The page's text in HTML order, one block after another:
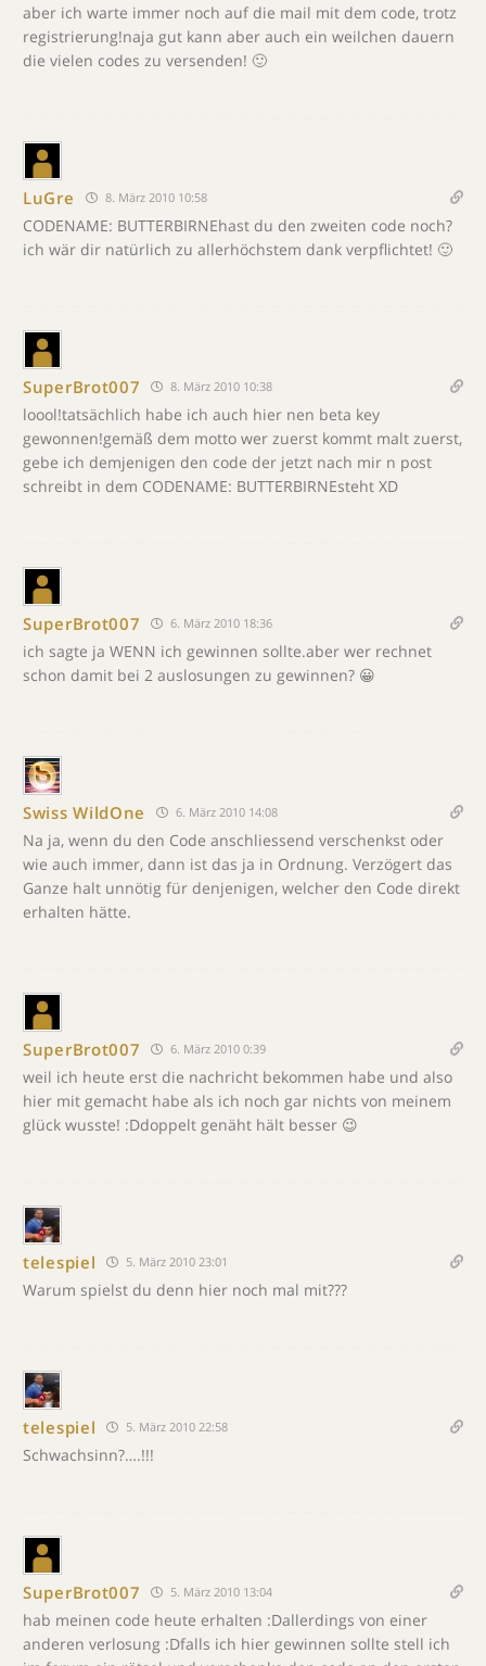
aber ich warte immer noch auf die mail mit dem code, trotz
registrierung!naja gut kann aber auch ein weilchen dauern
die vielen codes zu versenden! 🙂
LuGre 8. März 2010 10:58
CODENAME: BUTTERBIRNEhast du den zweiten code noch?
ich wär dir natürlich zu allerhöchstem dank verpflichtet! 🙂
SuperBrot007 8. März 2010 10:38
loool!tatsächlich habe ich auch hier nen beta key
gewonnen!gemäß dem motto wer zuerst kommt malt zuerst,
gebe ich demjenigen den code der jetzt nach mir n post
schreibt in dem CODENAME: BUTTERBIRNEsteht XD
SuperBrot007 6. März 2010 18:36
ich sagte ja WENN ich gewinnen sollte.aber wer rechnet
schon damit bei 2 auslosungen zu gewinnen? 😀
Swiss WildOne 6. März 2010 14:08
Na ja, wenn du den Code anschliessend verschenkst oder
wie auch immer, dann ist das ja in Ordnung. Verzögert das
Ganze halt unnötig für denjenigen, welcher den Code direkt
erhalten hätte.
SuperBrot007 6. März 2010 0:39
weil ich heute erst die nachricht bekommen habe und also
hier mit gemacht habe als ich noch gar nichts von meinem
glück wusste! :Ddoppelt genäht hält besser 😉
telespiel 5. März 2010 23:01
Warum spielst du denn hier noch mal mit???
telespiel 5. März 2010 22:58
Schwachsinn?….!!!
SuperBrot007 5. März 2010 13:04
hab meinen code heute erhalten :Dallerdings von einer
anderen verlosung :Dfalls ich hier gewinnen sollte stell ich